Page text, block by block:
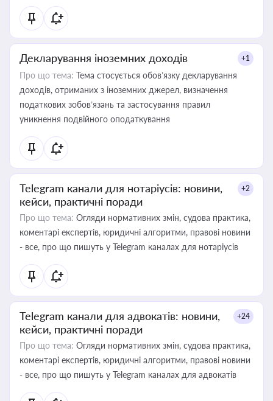
Декларування іноземних доходів +1
Про що тема: Тема стосується обов’язку декларування
доходів, отриманих з іноземних джерел, визначення
податкових зобов’язань та застосування правил
уникнення подвійного оподаткування
Telegram канали для нотаріусів: новини,
кейси, практичні поради
+2
Про що тема: Огляди нормативних змін, судова практика,
коментарі експертів, юридичні алгоритми, правові новини
- все, про що пишуть у Telegram каналах для нотаріусів
Telegram канали для адвокатів: новини,
кейси, практичні поради
+24
Про що тема: Огляди нормативних змін, судова практика,
коментарі експертів, юридичні алгоритми, правові новини
- все, про що пишуть у Telegram каналах для адвокатів